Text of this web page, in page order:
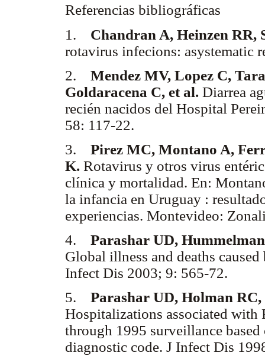
Referencias bibliográficas
1. Chandran A, Heinzen RR,
rotavirus infecions: asystematic
2. Mendez MV, Lopez C,
Goldaracena C, et al. Diarrea
recién nacidos del Hospital
58: 117-22.
3. Pirez MC, Montano A,
K. Rotavirus y otros virus
clínica y mortalidad. En:
la infancia en Uruguay :
experiencias. Montevideo:
4. Parashar UD,
Global illness and deaths
Infect Dis 2003; 9: 565-72.
5. Parashar UD, Holman
Hospitalizations associated with
through 1995 surveillance
diagnostic code. J Infect Dis